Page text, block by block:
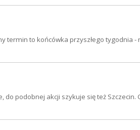
termin to końcówka przyszłego tygodnia -
podobnej akcji szykuje się też Szczecin.